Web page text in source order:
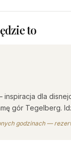
to
dla
gór Tegelberg.
godzinach —